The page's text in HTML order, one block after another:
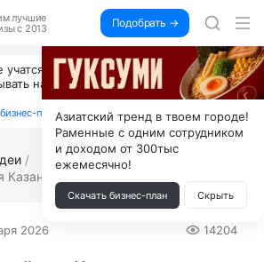
лучшие
с 2013
Подобрать →
учатся пользоваться ИИ, вы можете
на их обучении по 500 тыс. каждый
план ↓
что востре...
2026 14204
Азиатский тренд в твоем городе!
Раменные с одним сотрудником
и доходом от 300тыс
ежемесячно!
Скачать бизнес-план Скрыть